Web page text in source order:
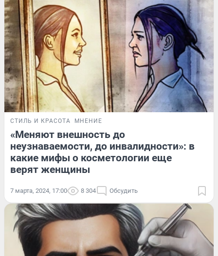
СТИЛЬ И КРАСОТА МНЕНИЕ
«Меняют внешность до
неузнаваемости, до инвалидности»: в
какие мифы о косметологии еще
верят женщины
7 марта, 2024, 17:00 8 304 Обсудить